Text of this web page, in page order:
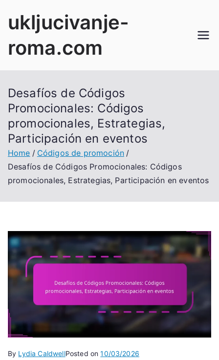
ukljucivanje-
roma.com
Desafíos de Códigos
Promocionales: Códigos
promocionales, Estrategias,
Participación en eventos
Home
Códigos de promoción
Desafíos de Códigos Promocionales: Códigos
promocionales, Estrategias, Participación en eventos
By Lydia CaldwellPosted on10/03/2026